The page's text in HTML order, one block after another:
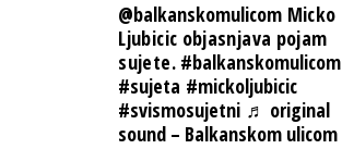
@balkanskomulicom Micko
Ljubicic objasnjava pojam
sujete. #balkanskomulicom
#sujeta #mickoljubicic
#svismosujetni ♬ original
sound – Balkanskom ulicom